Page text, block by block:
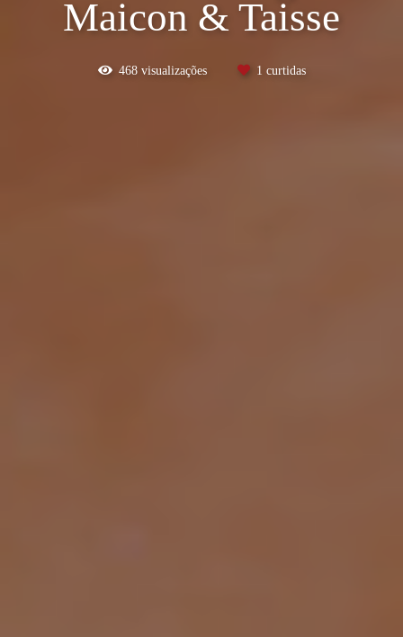
Maicon & Taisse
468visualizações 1 curtidas